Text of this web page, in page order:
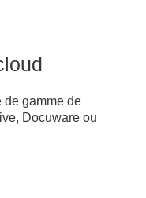
de gamme de
Docuware ou